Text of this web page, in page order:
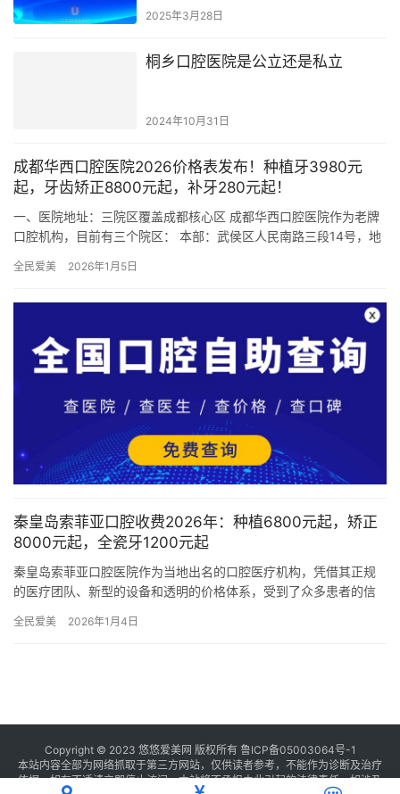
2025年3月28日
桐乡口腔医院是公立还是私立
2024年10月31日
成都华西口腔医院2026价格表发布！种植牙3980元
起，牙齿矫正8800元起，补牙280元起！
一、医院地址：三院区覆盖成都核心区 成都华西口腔医院作为老牌
口腔机构，目前有三个院区： 本部：武侯区人民南路三段14号，地
全民爱美 2026年1月5日
秦皇岛索菲亚口腔收费2026年：种植6800元起，矫正
8000元起，全瓷牙1200元起
秦皇岛索菲亚口腔医院作为当地出名的口腔医疗机构，凭借其正规
的医疗团队、新型的设备和透明的价格体系，受到了众多患者的信
参…
全民爱美 2026年1月4日
Copyright © 2023 悠悠爱美网 版权所有 鲁ICP备05003064号-1
本站内容全部为网络抓取于第三方网站，仅供读者参考，不能作为诊断及治疗
依据，如有不适请立即停止访问，本站将不承担由此引起的法律责任。如涉及